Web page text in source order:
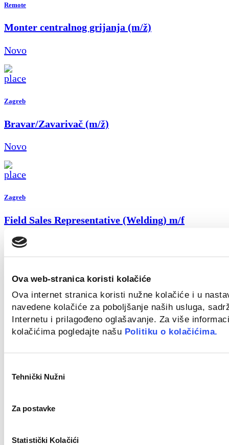
Ova web-stranica koristi kolačiće
Ova internet stranica koristi nužne kolačiće i u
navedene kolačiće za poboljšanje naših usluga,
Internetu i prilagođeno oglašavanje. Za više
kolačićima pogledajte našu Politiku o kolačićima.
pristanka
Tehnički Nužni
Za postavke
Statistički Kolačići
Remote
Monter centralnog grijanja (m/ž)
Novo
Zagreb
Bravar/Zavarivač (m/ž)
Novo
Zagreb
Field Sales Representative (Welding) m/f
Novo
Croatia
Key Account Manager
Civil Work Supervisor (m/f)
Novo